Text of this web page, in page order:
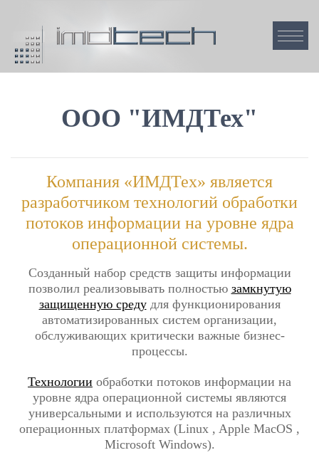
ООО "ИМДТех"
Компания «ИМДТех» является
разработчиком технологий обработки
потоков информации на уровне ядра
операционной системы.
Созданный набор средств защиты информации
позволил реализовывать полностью замкнутую
защищенную средудля функционирования
автоматизированных систем организации,
обслуживающих критически важные бизнес-
процессы.
Технологии обработки потоков информации на
уровне ядра операционной системы являются
универсальными и используются на различных
операционных платформах (Linux , Apple MacOS ,
Microsoft Windows).